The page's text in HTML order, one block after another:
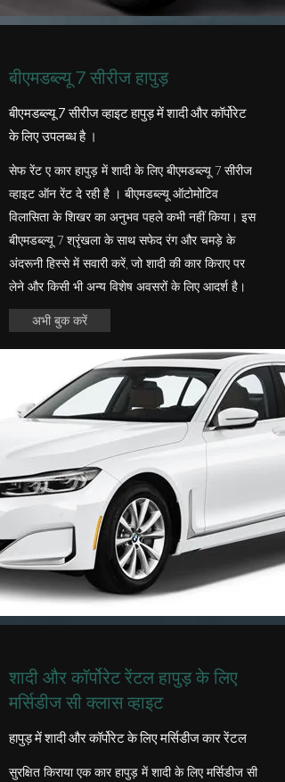
बीएमडब्ल्यू 7 सीरीज हापुड़
बीएमडब्ल्यू 7 सीरीज व्हाइट हापुड़ में शादी और कॉर्पोरेट
के लिए उपलब्ध है ।
सेफ रेंट ए कार हापुड़ में शादी के लिए बीएमडब्ल्यू 7 सीरीज
व्हाइट ऑन रेंट दे रही है । बीएमडब्ल्यू ऑटोमोटिव
विलासिता के शिखर का अनुभव पहले कभी नहीं किया। इस
बीएमडब्ल्यू 7 श्रृंखला के साथ सफेद रंग और चमड़े के
अंदरूनी हिस्से में सवारी करें, जो शादी की कार किराए पर
लेने और किसी भी अन्य विशेष अवसरों के लिए आदर्श है।
अभी बुक करें
शादी और कॉर्पोरेट रेंटल हापुड़ के लिए
मर्सिडीज सी क्लास व्हाइट
हापुड़ में शादी और कॉर्पोरेट के लिए मर्सिडीज कार रेंटल
सुरक्षित किराया एक कार हापुड़ में शादी के लिए मर्सिडीज सी